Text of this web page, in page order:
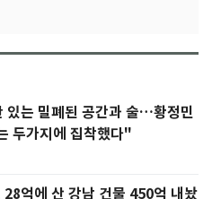
있는 밀폐된 공간과 술…황정민
두가지에 집착했다"
억에 산 강남 건물 450억 내놨